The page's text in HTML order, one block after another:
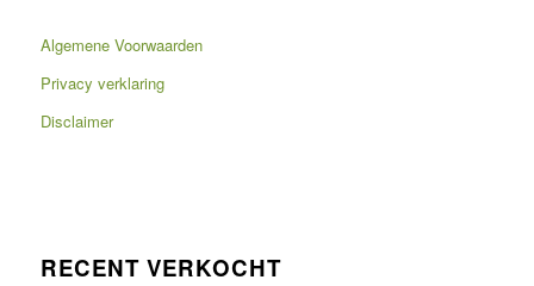
Algemene Voorwaarden
Privacy verklaring
Disclaimer
RECENT VERKOCHT